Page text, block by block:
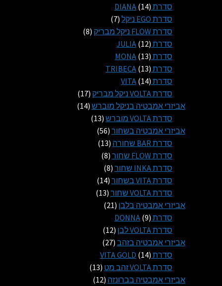
סדרת DIANA 14
14
מוצרים סדרת EGO ניקל 7
7
מוצרים
סדרת FLOW ניקל מבריק 8
8
סדרת JULIA 12
12
מוצרים סדרת MONA 13
13
מוצרים סדרת TRIBECA 13
13
מוצרים סדרת VITA 14
14
מוצרים סדרת VOLTA ניקל מבריק 17
17
מוצרים
אביזרי אמבטיה בניקל מוברש 14
14
סדרת VOLTA מוברש 13
13
אביזרי אמבטיה בשחור 56
56
מוצרים
סדרת BAR שחורה 13
13
סדרת FLOW שחור 8
8
מוצרים
סדרת INKA שחור 8
8
מוצרים
סדרת VITA בשחור 14
14
מוצרים
סדרת VOLTA שחור 13
13
אביזרי אמבטיה בלבן 21
21
סדרת DONNA 9
9
מוצרים סדרת VOLTA לבן 12
12
מוצרים
אביזרי אמבטיה בזהב 27
27
מוצרים
סדרת VITA GOLD 14
14
מוצרים סדרת VOLTA זהב מט 13
13
אביזרי אמבטיה בברונזה 12
12